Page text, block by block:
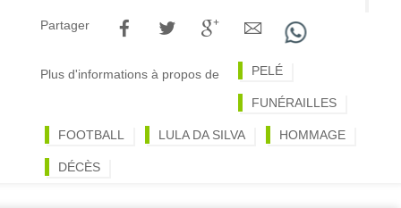
Partager
Plus d'informations à propos de PELÉ
FUNÉRAILLES
FOOTBALL LULA DA SILVA HOMMAGE
DÉCÈS